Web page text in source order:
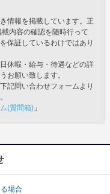
情報を掲載しています。正
内容の確認を随時行って
保証しているわけではあり
休暇・給与・待遇などの詳
お願い致します。
記問い合わせフォームより
(質問箱) 」
場合